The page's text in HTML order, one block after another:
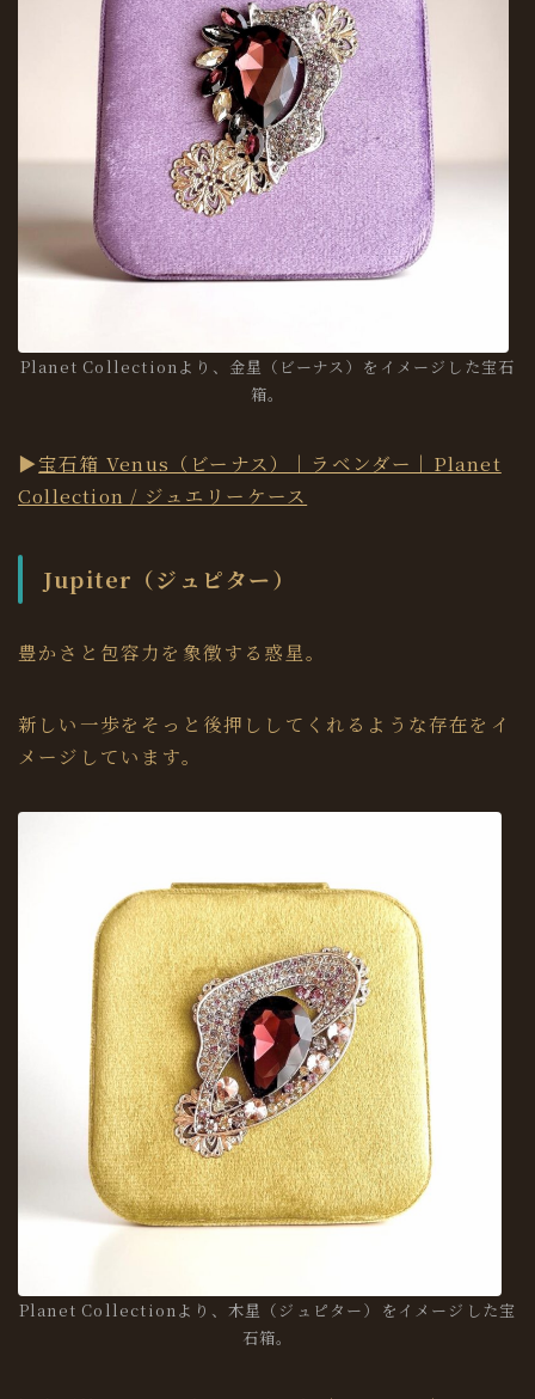
Planet Collectionより、金星（ビーナス）をイメージした宝石
箱。
▶︎宝石箱 Venus（ビーナス）｜ラベンダー｜Planet
Collection / ジュエリーケース
Jupiter（ジュピター）
豊かさと包容力を象徴する惑星。
新しい一歩をそっと後押ししてくれるような存在をイ
メージしています。
Planet Collectionより、木星（ジュピター）をイメージした宝
石箱。